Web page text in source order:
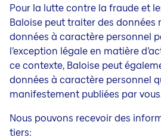
Pour la lutte contre la fraude et
Baloise peut traiter des données
données à caractère personnel
l’exception légale en matière
ce contexte, Baloise peut
données à caractère personnel
manifestement publiées par
Nous pouvons recevoir des
tiers: